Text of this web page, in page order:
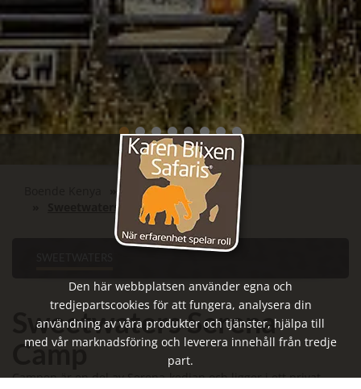
Sweetwaters
Sweetwaters Serena Camp
Sweetwaters Serena
Camp
Campen är en del av Serena-kedjan och ligger i ett privat
Den här webbplatsen använder egna och
tredjepartscookies för att fungera, analysera din
användning av våra produkter och tjänster, hjälpa till
med vår marknadsföring och leverera innehåll från tredje
part.